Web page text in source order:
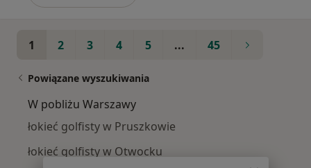
1 2 3 4 5 ... 45
Powiązane wyszukiwania
W pobliżu Warszawy
łokieć golfisty w Pruszkowie
łokieć golfisty w Otwocku